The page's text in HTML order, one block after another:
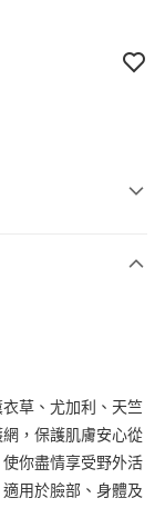
草、尤加利、天竺
，保護肌膚安心從
你盡情享受野外活
用於臉部、身體及